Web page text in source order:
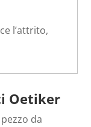
l’attrito,
Oetiker
da